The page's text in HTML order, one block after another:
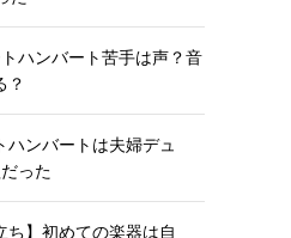
ハンバート苦手は声？音
？
ハンバートは夫婦デュ
った
ち】初めての楽器は自